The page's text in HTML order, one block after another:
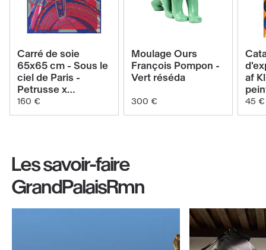
Voir
le
produit
Carré
de
cm
-
Sous
Carré de soie
65x65 cm - Sous le
ciel de Paris -
Petrusse x
GrandPalais -
Réséda Pop
160 €
Voir
le
produit
Moulage
Ours
-
Vert
Moulage Ours
François Pompon -
Vert réséda
300 €
af
45 €
Les savoir-faire
GrandPalaisRmn